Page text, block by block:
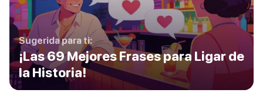
Sugerida para ti:
¡Las 69 Mejores Frases para Ligar de
la Historia!